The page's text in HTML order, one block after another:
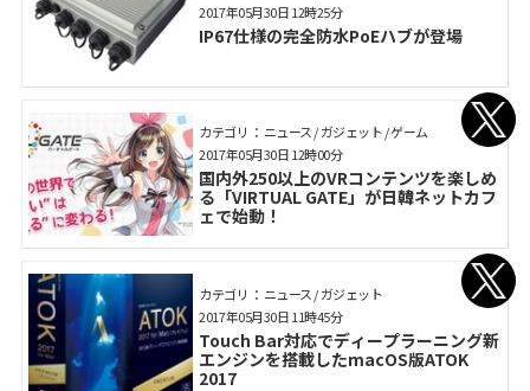
IP67仕様の完全防水PoEハブが登場
2017年05月30日 12時25分
カテゴリ： ニュース / ガジェット / ゲーム
国内外250以上のVRコンテンツを楽しめ
る「VIRTUAL GATE」が日韓ネットカフ
ェで始動！
2017年05月30日 12時00分
カテゴリ： ニュース / ガジェット
Touch Bar対応でディープラーニング新
エンジンを搭載したmacOS版ATOK
2017
2017年05月30日 11時45分